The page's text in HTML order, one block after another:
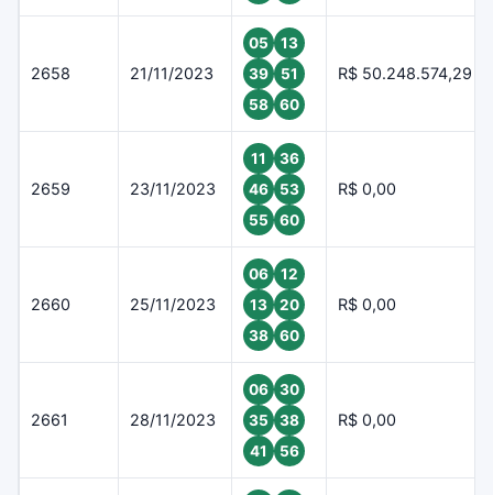
2658 21/11/2023
05
13
39
51
58
60
R$ 50.248.574,29
2659 23/11/2023
11
36
46
53
55
60
R$ 0,00
2660 25/11/2023
06
12
13
20
38
60
R$ 0,00
2661 28/11/2023
06
30
35
38
41
56
R$ 0,00